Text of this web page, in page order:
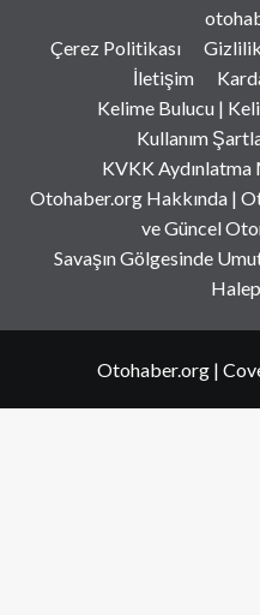
Çerez Politikası
İletişim
Kelime Bulucu |
Kullanım
KVKK Aydınlatma
Otohaber.org Hakkında |
ve Güncel
Savaşın Gölgesinde
Otohaber.org |